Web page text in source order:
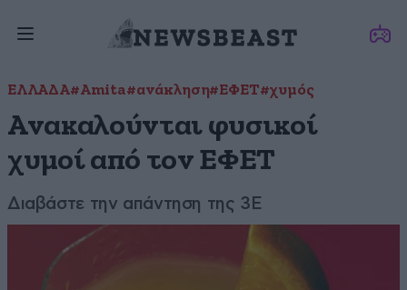
ΕΛΛΑΔΑ#Amita#ανάκληση#ΕΦΕΤ#χυμός
Ανακαλούνται φυσικοί
χυμοί από τον ΕΦΕΤ
Διαβάστε την απάντηση της 3Ε